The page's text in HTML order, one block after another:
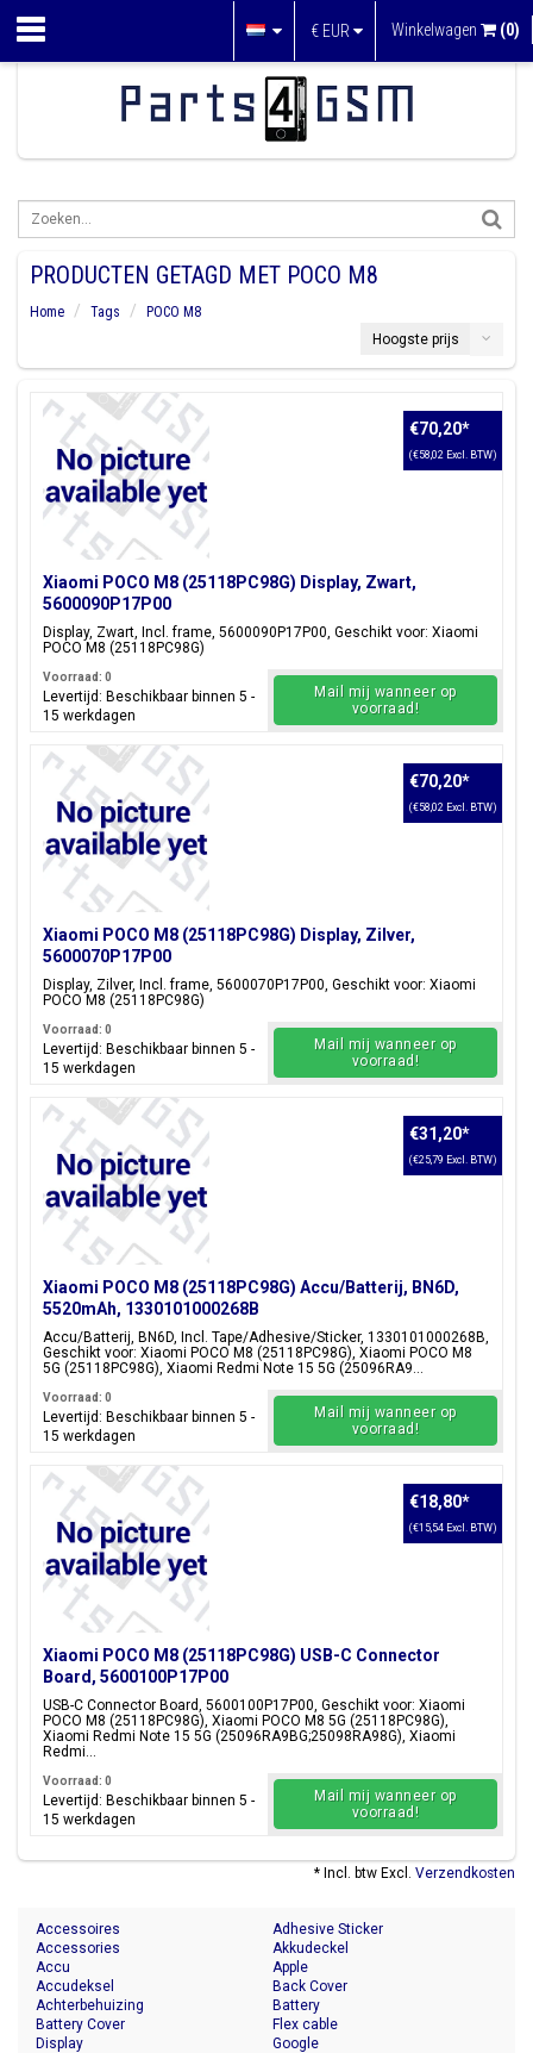
€ EUR Winkelwagen (0)
PRODUCTEN GETAGD MET POCO M8
Home Tags
POCO M8
Hoogste prijs
Xiaomi POCO M8 (25118PC98G) Display, Zwart,
5600090P17P00
Display, Zwart, Incl. frame, 5600090P17P00, Geschikt voor: Xiaomi
POCO M8 (25118PC98G)
€70,20*
(€58,02 Excl. BTW)
Voorraad: 0
Levertijd: Beschikbaar binnen 5 -
15 werkdagen
Mail mij wanneer op
voorraad!
Xiaomi POCO M8 (25118PC98G) Display, Zilver,
5600070P17P00
Display, Zilver, Incl. frame, 5600070P17P00, Geschikt voor: Xiaomi
POCO M8 (25118PC98G)
€70,20*
(€58,02 Excl. BTW)
Voorraad: 0
Levertijd: Beschikbaar binnen 5 -
15 werkdagen
Mail mij wanneer op
voorraad!
Xiaomi POCO M8 (25118PC98G) Accu/Batterij, BN6D,
5520mAh, 1330101000268B
Accu/Batterij, BN6D, Incl. Tape/Adhesive/Sticker, 1330101000268B,
Geschikt voor: Xiaomi POCO M8 (25118PC98G), Xiaomi POCO M8
5G (25118PC98G), Xiaomi Redmi Note 15 5G (25096RA9...
€31,20*
(€25,79 Excl. BTW)
Voorraad: 0
Levertijd: Beschikbaar binnen 5 -
15 werkdagen
Mail mij wanneer op
voorraad!
Xiaomi POCO M8 (25118PC98G) USB-C Connector
Board, 5600100P17P00
USB-C Connector Board, 5600100P17P00, Geschikt voor: Xiaomi
POCO M8 (25118PC98G), Xiaomi POCO M8 5G (25118PC98G),
Xiaomi Redmi Note 15 5G (25096RA9BG;25098RA98G), Xiaomi
Redmi...
€18,80*
(€15,54 Excl. BTW)
Voorraad: 0
Levertijd: Beschikbaar binnen 5 -
15 werkdagen
Mail mij wanneer op
voorraad!
* Incl. btw Excl. Verzendkosten
Accessoires
Accessories
Accu
Accudeksel
Achterbehuizing
Adhesive Sticker
Akkudeckel
Apple
Back Cover
Battery
Battery Cover
Display
Flex cable
Google